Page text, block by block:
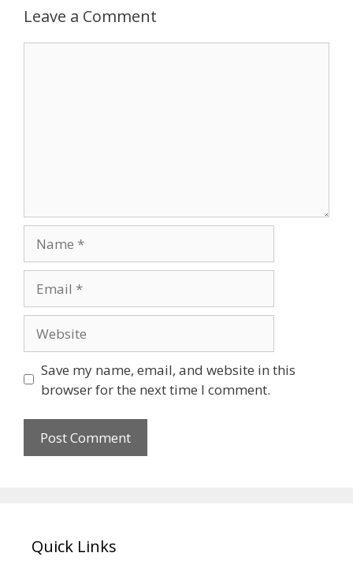
Leave a Comment
Save my name, email, and website in this
browser for the next time I comment.
Quick Links